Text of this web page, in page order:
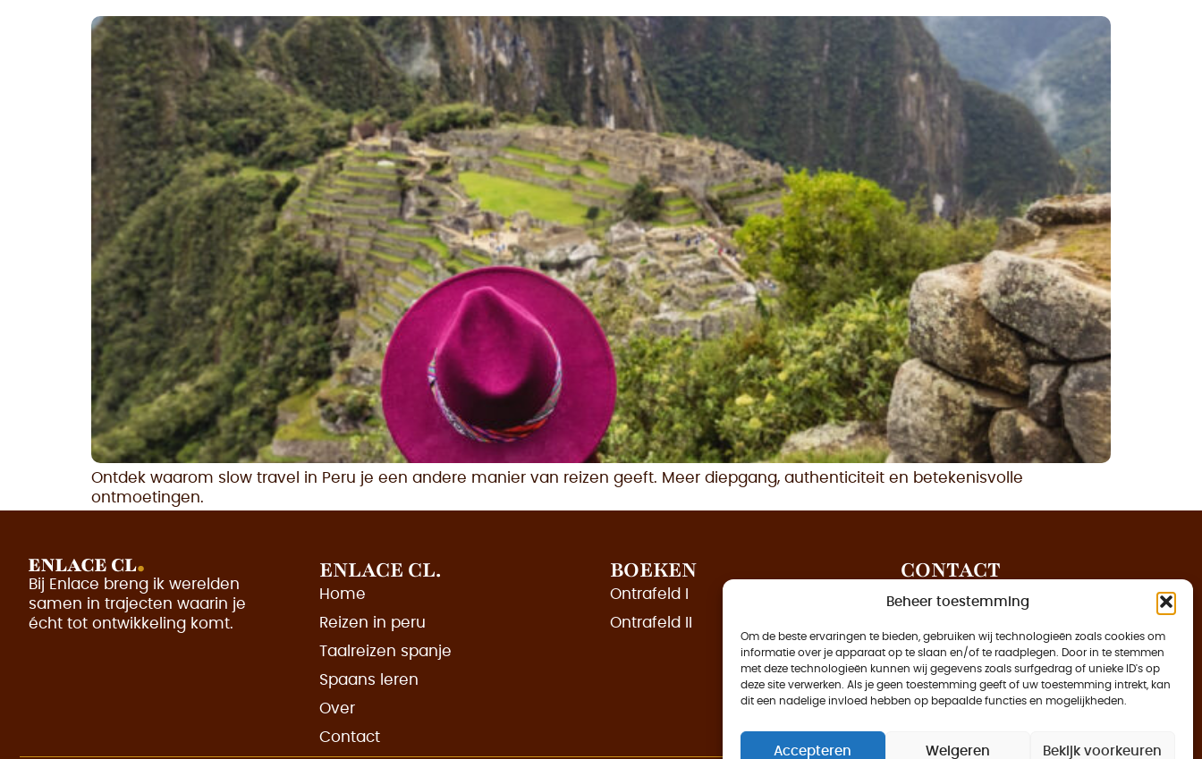
Beheer toestemming
Om de beste ervaringen te bieden, gebruiken wij technologieën zoals cookies om
informatie over je apparaat op te slaan en/of te raadplegen. Door in te stemmen
met deze technologieën kunnen wij gegevens zoals surfgedrag of unieke ID's op
deze site verwerken. Als je geen toestemming geeft of uw toestemming intrekt, kan
dit een nadelige invloed hebben op bepaalde functies en mogelijkheden.
Accepteren Weigeren Bekijk voorkeuren
Ontdek waarom slow travel in Peru je een andere manier van reizen geeft. Meer diepgang, authenticiteit en betekenisvolle
ontmoetingen.
Bij Enlace breng ik werelden
samen in trajecten waarin je
écht tot ontwikkeling komt.
ENLACE CL.
Home
Reizen in peru
Taalreizen spanje
Spaans leren
Over
Contact
BOEKEN
Ontrafeld I
Ontrafeld II
CONTACT
Piet Heinstraat 12, 7511 JE Enschede
enlacesaskia@gmail.com
VOLG MIJ